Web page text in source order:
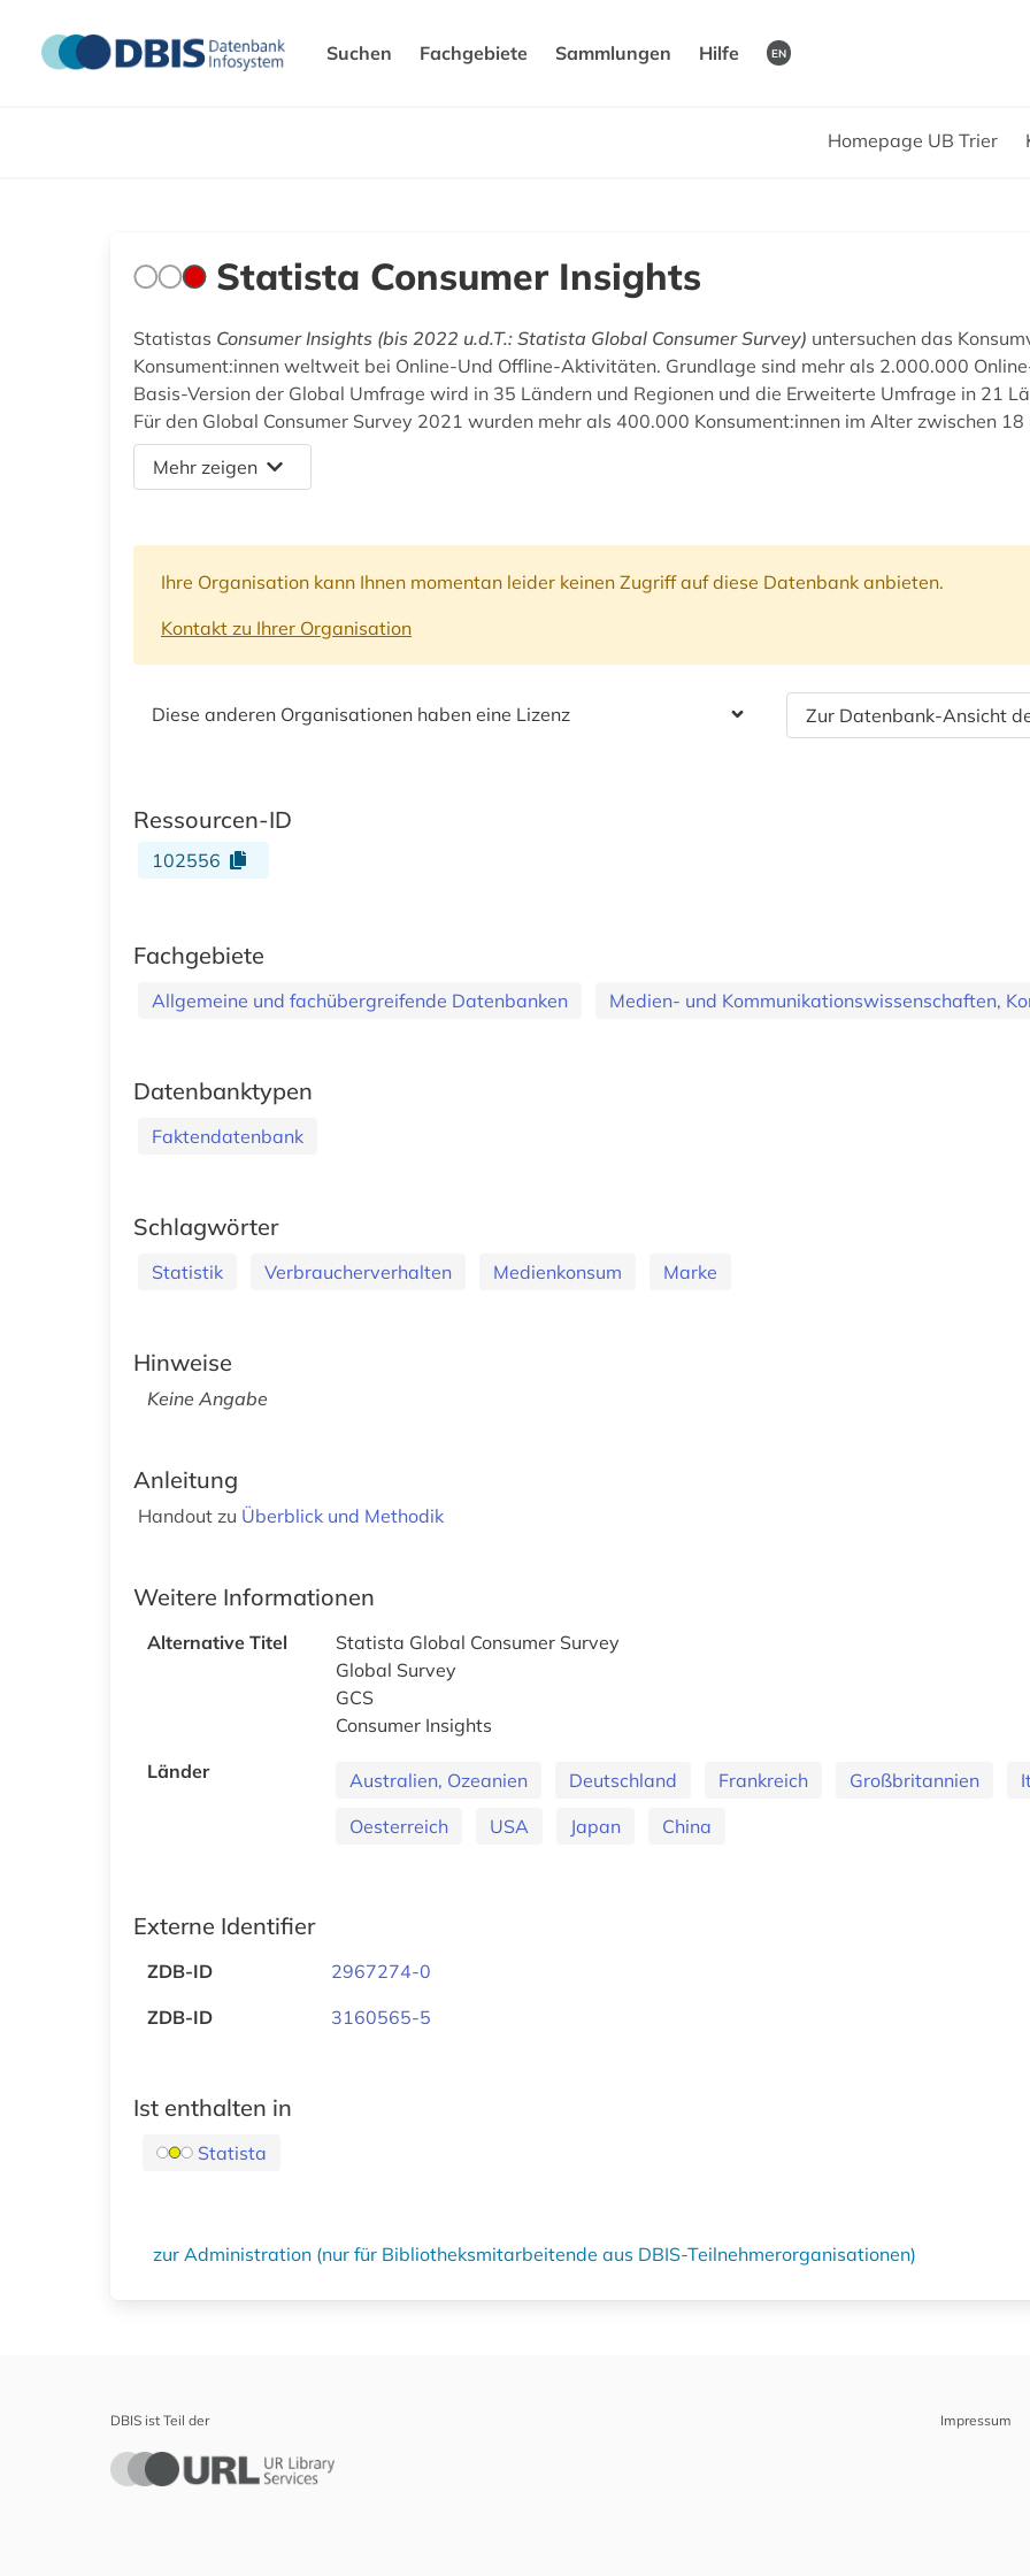
Suchen Fachgebiete Sammlungen Hilfe EN
Homepage UB Trier
Statista Consumer Insights
Statistas Consumer Insights (bis 2022 u.d.T.: Statista Global Consumer Survey) untersuchen das
Konsument:innen weltweit bei Online-Und Offline-Aktivitäten. Grundlage sind mehr als 2.000.000
Basis-Version der Global Umfrage wird in 35 Ländern und Regionen und die Erweiterte Umfrage in 21
Für den Global Consumer Survey 2021 wurden mehr als 400.000 Konsument:innen im Alter zwischen
Mehr zeigen
Ihre Organisation kann Ihnen momentan leider keinen Zugriff auf diese Datenbank anbieten.
Kontakt zu Ihrer Organisation
Diese anderen Organisationen haben eine Lizenz Zur Datenbank-Ansicht
Ressourcen-ID
102556
Fachgebiete
Allgemeine und fachübergreifende Datenbanken Medien- und Kommunikationswissenschaften,
Datenbanktypen
Faktendatenbank
Schlagwörter
Statistik Verbraucherverhalten Medienkonsum Marke
Hinweise
Keine Angabe
Anleitung
Handout zu Überblick und Methodik
Weitere Informationen
Alternative Titel
Statista Global Consumer Survey
Global Survey
GCS
Consumer Insights
Länder
Australien, Ozeanien Deutschland Frankreich Großbritannien
Oesterreich
USA Japan China
Externe Identifier
ZDB-ID
2967274-0
ZDB-ID
3160565-5
Ist enthalten in
Statista
zur Administration (nur für Bibliotheksmitarbeitende aus DBIS-Teilnehmerorganisationen)
DBIS ist Teil der Impressum